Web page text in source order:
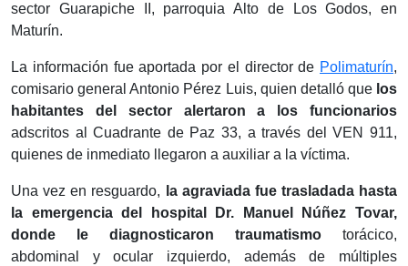
sector Guarapiche II, parroquia Alto de Los Godos, en
Maturín.
La información fue aportada por el director de Polimaturín,
comisario general Antonio Pérez Luis, quien detalló que los
habitantes del sector alertaron a los funcionarios
adscritos al Cuadrante de Paz 33, a través del VEN 911,
quienes de inmediato llegaron a auxiliar a la víctima.
Una vez en resguardo,
la agraviada fue trasladada hasta
la emergencia del hospital Dr. Manuel Núñez Tovar,
donde le diagnosticaron traumatismo torácico,
abdominal y ocular izquierdo, además de múltiples